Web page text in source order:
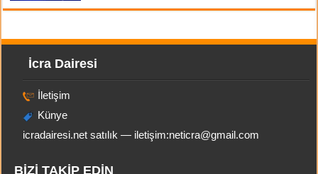
İcra Dairesi
İletişim
Künye
icradairesi.net satılık — iletişim:neticra@gmail.com
BİZİ TAKİP EDİN